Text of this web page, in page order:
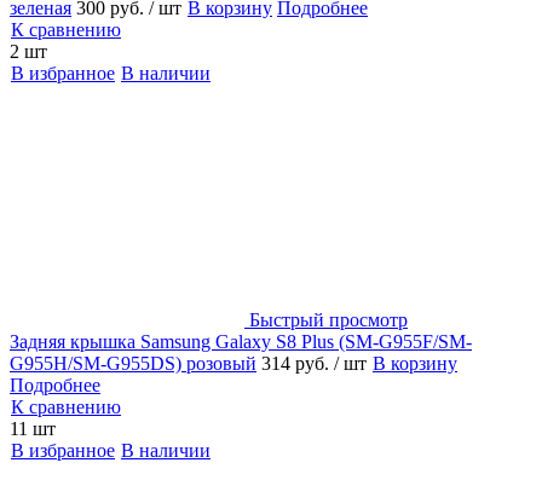
зеленая 300 руб. / шт В корзину Подробнее
К сравнению
2 шт
В избранное В наличии
Быстрый просмотр
Задняя крышка Samsung Galaxy S8 Plus (SM-G955F/SM-
G955H/SM-G955DS) розовый 314 руб. / шт В корзину
Подробнее
К сравнению
11 шт
В избранное В наличии